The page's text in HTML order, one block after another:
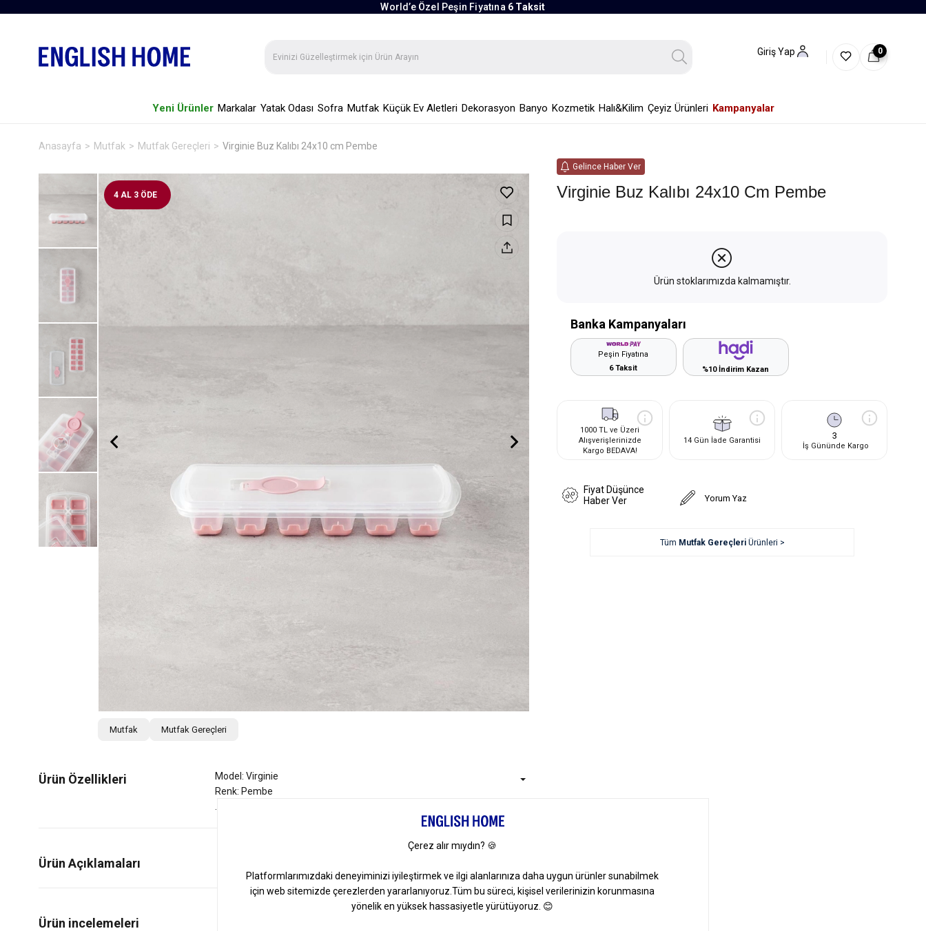
World’e Özel Peşin Fiyatına 6 Taksit
Giriş Yap 0
Yeni Ürünler Markalar Yatak Odası Sofra Mutfak Küçük Ev Aletleri Dekorasyon Banyo Kozmetik Halı&Kilim Çeyiz Ürünleri Kampanyalar
Anasayfa Mutfak Mutfak Gereçleri Virginie Buz Kalıbı 24x10 cm Pembe
4 AL 3 ÖDE
Mutfak Mutfak Gereçleri
Ürün Özellikleri
Model: Virginie
Renk: Pembe
Ürün Açıklamaları
Gelince Haber Ver
Virginie Buz Kalıbı 24x10 Cm Pembe
Ürün stoklarımızda kalmamıştır.
Banka Kampanyaları
Peşin Fiyatına
6 Taksit
%10 İndirim Kazan
1000 TL ve Üzeri
Alışverişlerinizde
Kargo BEDAVA!
14 Gün İade Garantisi 3
İş Gününde Kargo
Fiyat Düşünce
Haber Ver
Yorum Yaz
Tüm Mutfak GereçleriÜrünleri >